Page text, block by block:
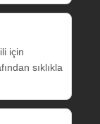
için
sıklıkla